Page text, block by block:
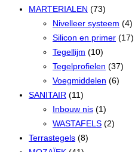
MARTERIALEN (73)
Nivelleer systeem (4)
Silicon en primer (17)
Tegellijm (10)
Tegelprofielen (37)
Voegmiddelen (6)
SANITAIR (11)
Inbouw nis (1)
WASTAFELS (2)
Terrastegels (8)